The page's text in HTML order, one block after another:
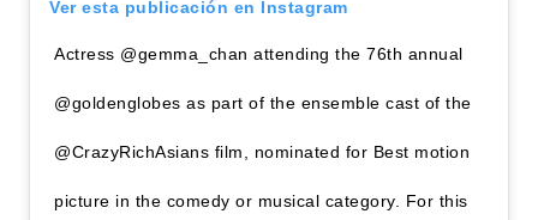
Ver esta publicación en Instagram
Actress @gemma_chan attending the 76th annual
@goldenglobes as part of the ensemble cast of the
@CrazyRichAsians film, nominated for Best motion
picture in the comedy or musical category. For this